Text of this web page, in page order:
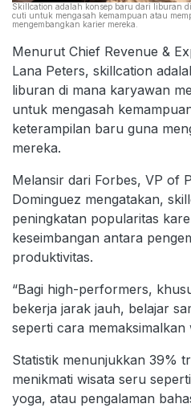
Skillcation adalah konsep baru dari liburan
cuti untuk mengasah kemampuan atau
mengembangkan karier mereka.
Menurut Chief Revenue &
Lana Peters, skillcation
liburan di mana karyawan
untuk mengasah
keterampilan baru guna
mereka.
Melansir dari Forbes, VP of
Dominguez mengatakan,
peningkatan popularitas
keseimbangan antara
produktivitas.
“Bagi high-performers,
bekerja jarak jauh, belajar
seperti cara
Statistik menunjukkan 39%
menikmati wisata seru
yoga, atau pengalaman